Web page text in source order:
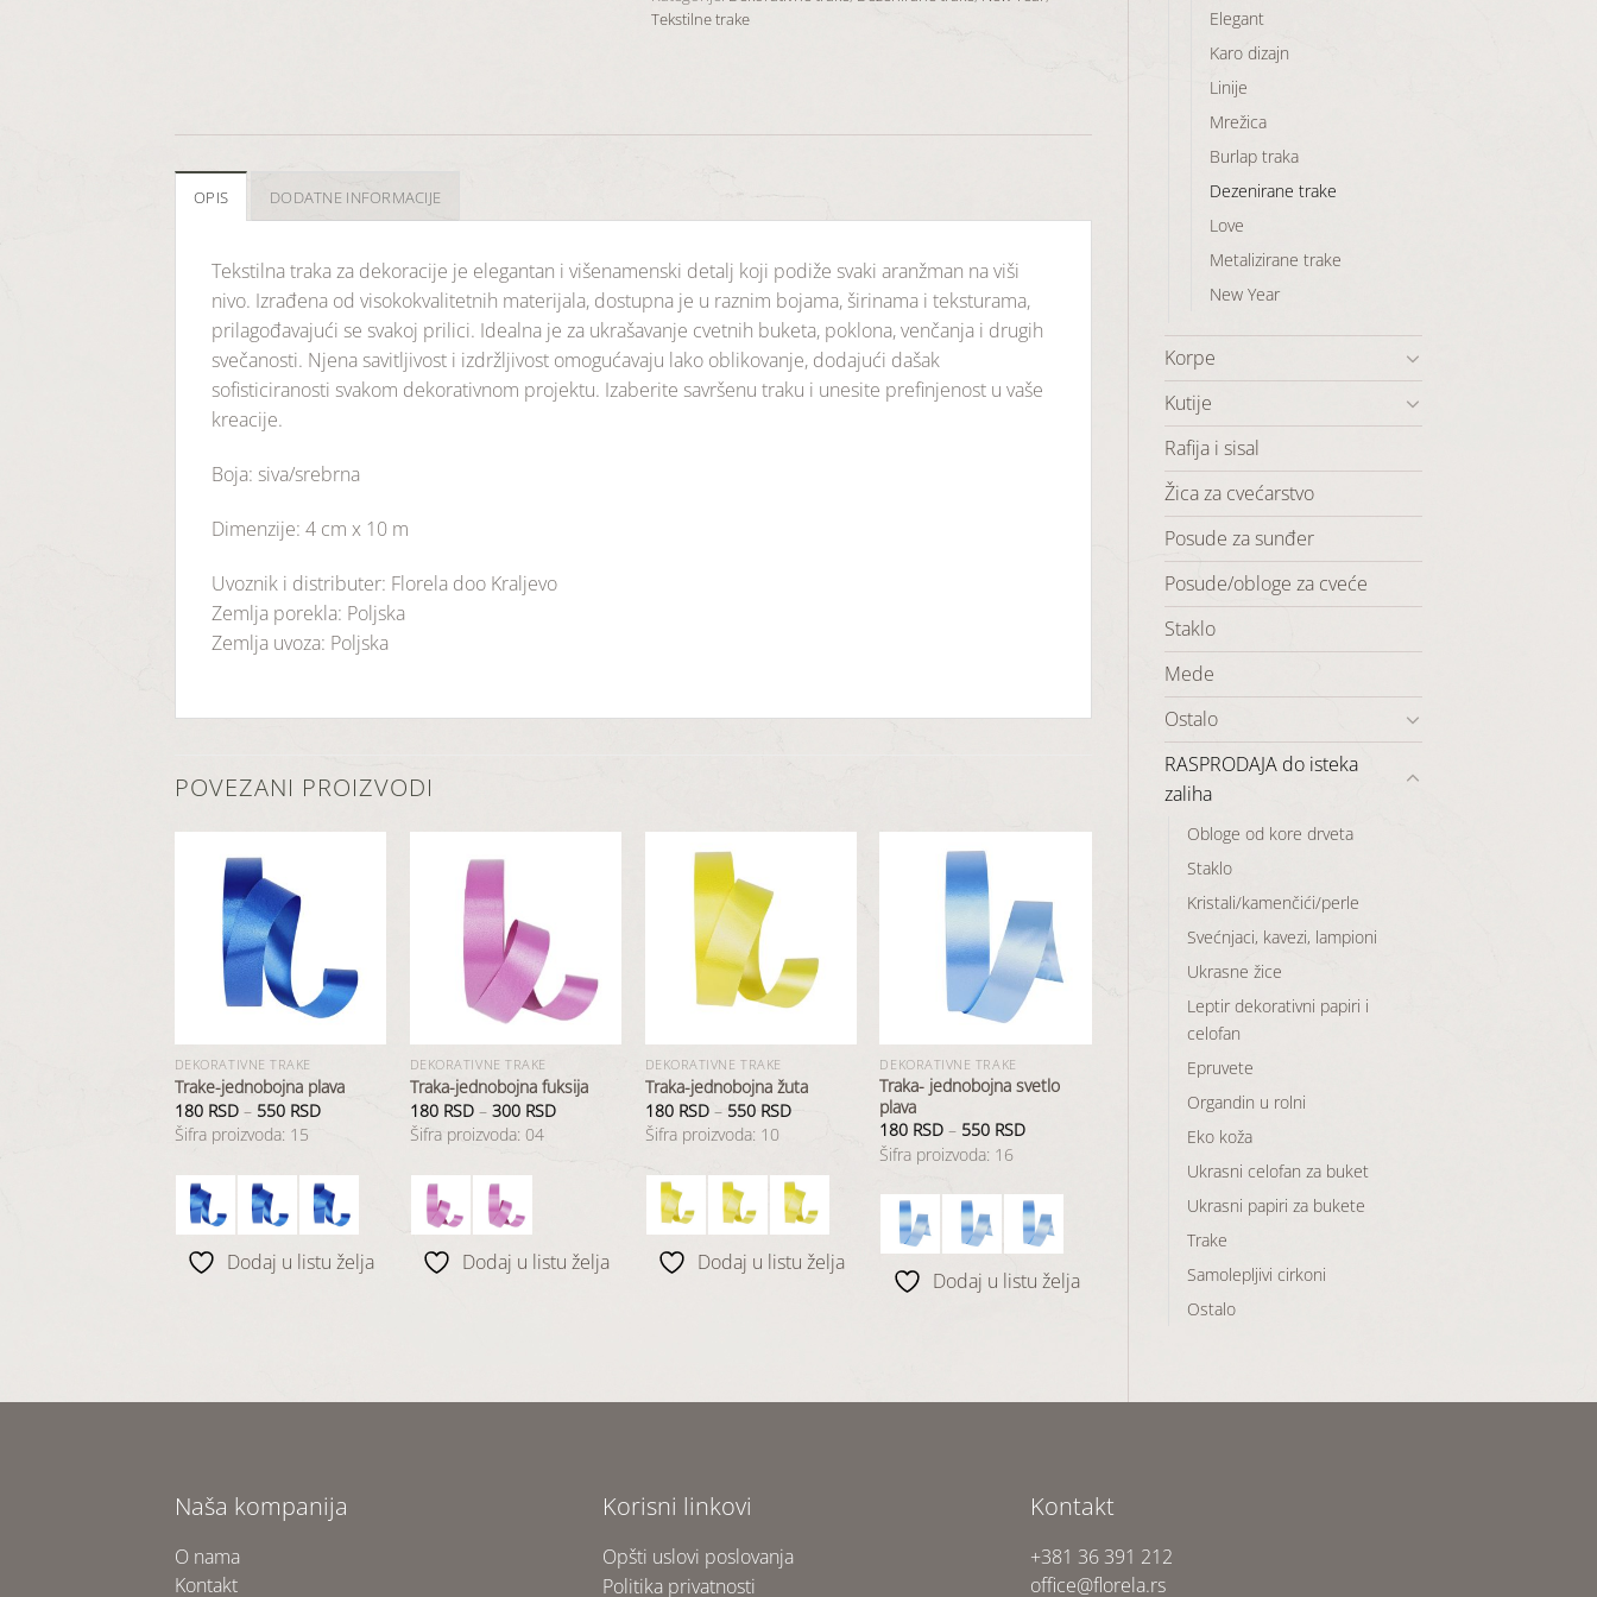
Elegant
Karo dizajn
Linije
Mrežica
Burlap traka
Dezenirane trake
Love
Metalizirane trake
New Year
Korpe
Kutije
Rafija i sisal
Žica za cvećarstvo
Posude za sunđer
Posude/obloge za cveće
Staklo
Mede
Ostalo
RASPRODAJA do isteka
zaliha
Obloge od kore drveta
Staklo
Kristali/kamenčići/perle
Svećnjaci, kavezi, lampioni
Ukrasne žice
Leptir dekorativni papiri i
celofan
Epruvete
Organdin u rolni
Eko koža
Ukrasni celofan za buket
Ukrasni papiri za bukete
Trake
Samolepljivi cirkoni
Ostalo
Tekstilne trake
OPIS DODATNE INFORMACIJE
Tekstilna traka za dekoracije je elegantan i višenamenski detalj koji podiže svaki aranžman na viši
nivo. Izrađena od visokokvalitetnih materijala, dostupna je u raznim bojama, širinama i teksturama,
prilagođavajući se svakoj prilici. Idealna je za ukrašavanje cvetnih buketa, poklona, venčanja i drugih
svečanosti. Njena savitljivost i izdržljivost omogućavaju lako oblikovanje, dodajući dašak
sofisticiranosti svakom dekorativnom projektu. Izaberite savršenu traku i unesite prefinjenost u vaše
kreacije.
Boja: siva/srebrna
Dimenzije: 4 cm x 10 m
Uvoznik i distributer: Florela doo Kraljevo
Zemlja porekla: Poljska
Zemlja uvoza: Poljska
POVEZANI PROIZVODI
listu
želja
DEKORATIVNE TRAKE
Trake-jednobojna plava
180 RSD– 550 RSD
Šifra proizvoda: 15
Dodaj u listu želja
listu
želja
DEKORATIVNE TRAKE
Traka-jednobojna fuksija
180 RSD– 300 RSD
Šifra proizvoda: 04
Dodaj u listu želja
u
listu
želja
DEKORATIVNE TRAKE
Traka-jednobojna žuta
180 RSD– 550 RSD
Šifra proizvoda: 10
Dodaj u listu želja
Dodaj
u
listu
želja
DEKORATIVNE TRAKE
Traka- jednobojna svetlo
plava
180 RSD – 550 RSD
Šifra proizvoda: 16
Dodaj u listu želja
Naša kompanija
O nama
Kontakt
Korisni linkovi
Opšti uslovi poslovanja
Politika privatnosti
Kontakt
+381 36 391 212
office@florela.rs